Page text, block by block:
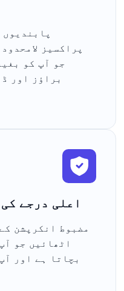
پراکسیز
جو آپ کو
براؤز اور
اعلی درجے
مضبوط انکرپشن
اٹھائیں جو
بچاتا ہے اور